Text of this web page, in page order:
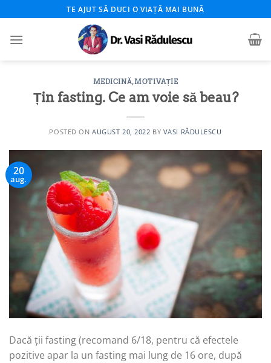
to
content
TE AJUT SĂ DUCI O VIAȚĂ MAI BUNĂ
MEDICINĂ,MOTIVAȚIE
Țin fasting. Ce am voie să beau?
POSTED ONAUGUST 20, 2022 BY VASI RĂDULESCU
20
aug.
Dacă ții fasting (recomand 6/18, pentru că efectele
pozitive apar la un fasting mai lung de 16 ore, după